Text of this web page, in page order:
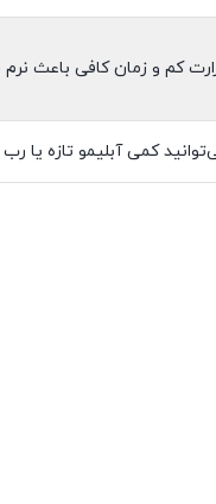
کم و زمان کافی باعث
کمی آبلیمو تازه یا